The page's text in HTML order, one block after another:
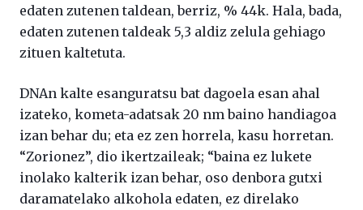
edaten zutenen taldean, berriz, % 44k. Hala, bada,
edaten zutenen taldeak 5,3 aldiz zelula gehiago
zituen kaltetuta.
DNAn kalte esanguratsu bat dagoela esan ahal
izateko, kometa-adatsak 20 nm baino handiagoa
izan behar du; eta ez zen horrela, kasu horretan.
“Zorionez”, dio ikertzaileak; “baina ez lukete
inolako kalterik izan behar, oso denbora gutxi
daramatelako alkohola edaten, ez direlako